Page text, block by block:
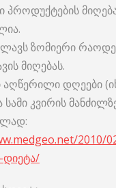
პროდუქტების
ზომიერი
მიღებას.
აღწერილი დღეები
კვირის
2010/
დიეტა/